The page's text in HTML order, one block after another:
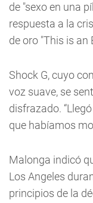
de "sexo en una
respuesta a la
de oro "This is an
Shock G, cuyo
voz suave, se
disfrazado.
que habíamos
Malonga indicó
Los Angeles
principios de la